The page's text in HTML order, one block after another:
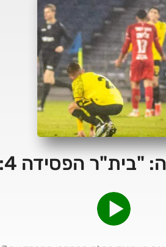
"בית"ר הפסידה 4:4"